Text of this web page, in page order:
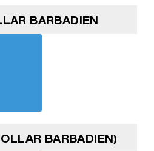
BARBADIEN
BARBADIEN)